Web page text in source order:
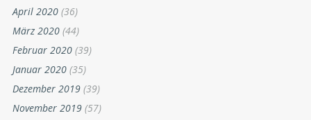
April 2020 (36)
März 2020 (44)
Februar 2020 (39)
Januar 2020 (35)
Dezember 2019 (39)
November 2019 (57)